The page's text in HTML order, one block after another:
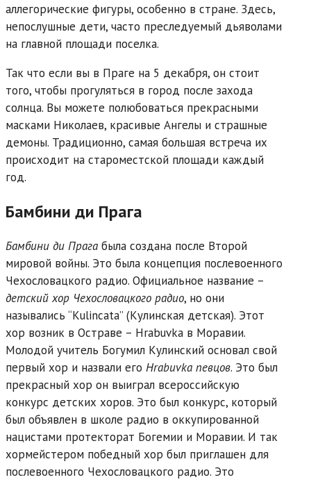
аллегорические фигуры, особенно в стране. Здесь,
непослушные дети, часто преследуемый дьяволами
на главной площади поселка.
Так что если вы в Праге на 5 декабря, он стоит
того, чтобы прогуляться в город после захода
солнца. Вы можете полюбоваться прекрасными
масками Николаев, красивые Ангелы и страшные
демоны. Традиционно, самая большая встреча их
происходит на староместской площади каждый
год.
Бамбини ди Прага
Бамбини ди Прага была создана после Второй
мировой войны. Это была концепция послевоенного
Чехословацкого радио. Официальное название –
детский хор Чехословацкого радио, но они
назывались “Kulincata” (Кулинская детская). Этот
хор возник в Остраве – Hrabuvka в Моравии.
Молодой учитель Богумил Кулинский основал свой
первый хор и назвали его Hrabuvka певцов. Это был
прекрасный хор он выиграл всероссийскую
конкурс детских хоров. Это был конкурс, который
был объявлен в школе радио в оккупированной
нацистами протекторат Богемии и Моравии. И так
хормейстером победный хор был приглашен для
послевоенного Чехословацкого радио. Это